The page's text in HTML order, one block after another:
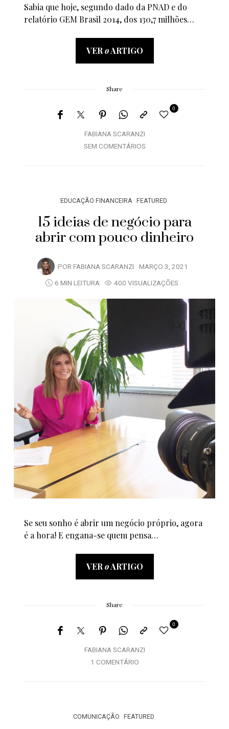
Sabia que hoje, segundo dado da PNAD e do
relatório GEM Brasil 2014, dos 130,7 milhões…
VER oARTIGO
Share
FABIANA SCARANZI
0
SEM COMENTÁRIOS
EDUCAÇÃO FINANCEIRA FEATURED
15 ideias de negócio para
abrir com pouco dinheiro
POR FABIANA SCARANZI MARÇO 3, 2021
6 MIN LEITURA
400 VISUALIZAÇÕES
Se seu sonho é abrir um negócio próprio, agora
é a hora! E engana-se quem pensa…
VER oARTIGO
Share
FABIANA SCARANZI
0
1 COMENTÁRIO
COMUNICAÇÃO FEATURED